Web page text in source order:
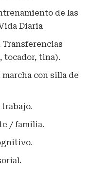
de las
Diaria
tocador, tina).
con silla de
/ familia.